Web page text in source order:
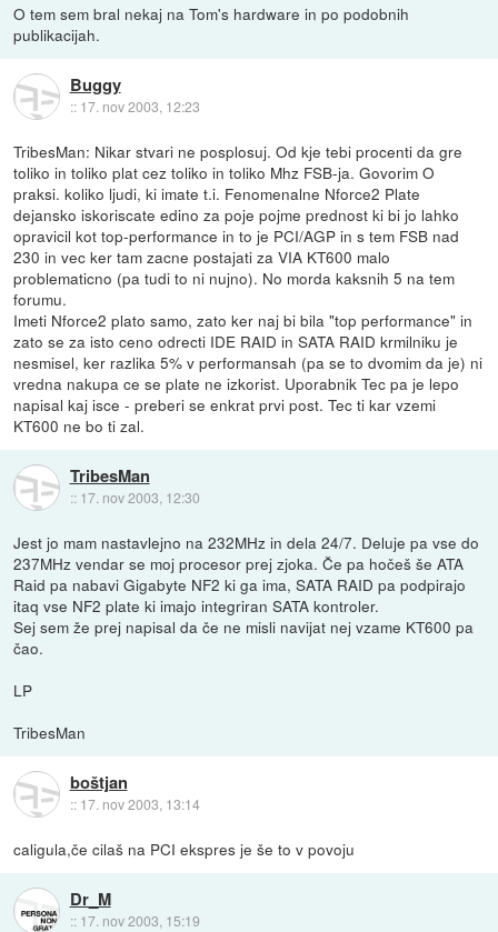
O tem sem bral nekaj na Tom's hardware in po podobnih
publikacijah.
Buggy
:: 17. nov 2003, 12:23
TribesMan: Nikar stvari ne posplosuj. Od kje tebi procenti da gre
toliko in toliko plat cez toliko in toliko Mhz FSB-ja. Govorim O
praksi. koliko ljudi, ki imate t.i. Fenomenalne Nforce2 Plate
dejansko iskoriscate edino za poje pojme prednost ki bi jo lahko
opravicil kot top-performance in to je PCI/AGP in s tem FSB nad
230 in vec ker tam zacne postajati za VIA KT600 malo
problematicno (pa tudi to ni nujno). No morda kaksnih 5 na tem
forumu.
Imeti Nforce2 plato samo, zato ker naj bi bila "top performance" in
zato se za isto ceno odrecti IDE RAID in SATA RAID krmilniku je
nesmisel, ker razlika 5% v performansah (pa se to dvomim da je) ni
vredna nakupa ce se plate ne izkorist. Uporabnik Tec pa je lepo
napisal kaj isce - preberi se enkrat prvi post. Tec ti kar vzemi
KT600 ne bo ti zal.
TribesMan
:: 17. nov 2003, 12:30
Jest jo mam nastavlejno na 232MHz in dela 24/7. Deluje pa vse do
237MHz vendar se moj procesor prej zjoka. Če pa hočeš še ATA
Raid pa nabavi Gigabyte NF2 ki ga ima, SATA RAID pa podpirajo
itaq vse NF2 plate ki imajo integriran SATA kontroler.
Sej sem že prej napisal da če ne misli navijat nej vzame KT600 pa
čao.
LP
TribesMan
boštjan
:: 17. nov 2003, 13:14
caligula,če cilaš na PCI ekspres je še to v povoju
Dr_M
:: 17. nov 2003, 15:19